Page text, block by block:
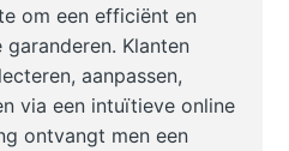
om een efficiënt en
Klanten
aanpassen,
via een intuïtieve online
ontvangt men een